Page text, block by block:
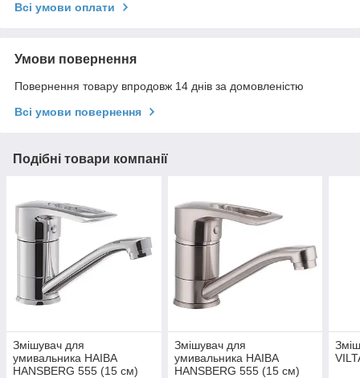
Всі умови оплати
Умови повернення
Повернення товару впродовж 14 днів за домовленістю
Всі умови повернення
Подібні товари компанії
Змішувач для
умивальника HAIBA
HANSBERG 555 (15 см)
Змішувач для
умивальника HAIBA
HANSBERG 555 (15 см)